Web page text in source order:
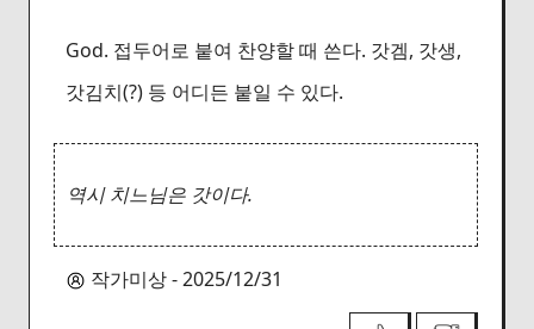
God. 접두어로 붙여 찬양할 때 쓴다. 갓겜, 갓생,
갓김치(?) 등 어디든 붙일 수 있다.
역시 치느님은 갓이다.
작가미상 - 2025/12/31